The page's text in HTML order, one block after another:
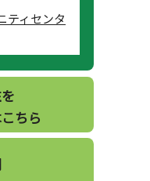
ティセンタ
ちら